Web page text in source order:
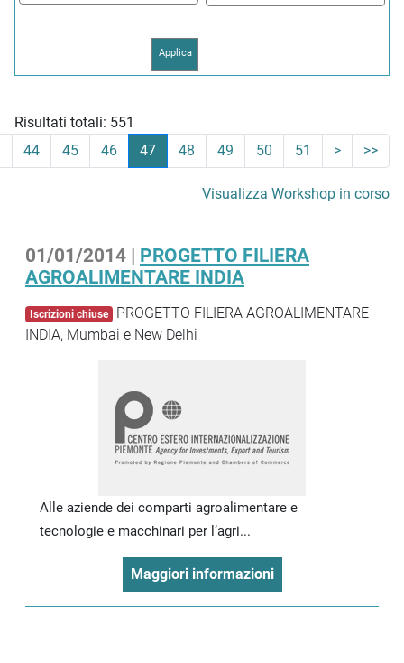
Risultati totali: 551
44 45 46 47 48 49 50 51 > >>
Visualizza Workshop in corso
01/01/2014 | PROGETTO FILIERA
AGROALIMENTARE INDIA
Iscrizioni chiuse PROGETTO FILIERA AGROALIMENTARE
INDIA, Mumbai e New Delhi
Alle aziende dei comparti agroalimentare e
tecnologie e macchinari per l’agri...
Maggiori informazioni